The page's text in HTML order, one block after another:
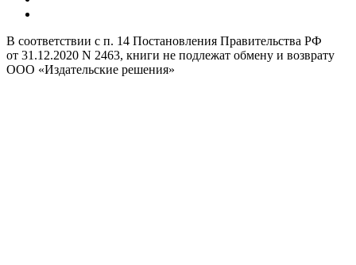
В соответствии с п. 14 Постановления Правительства РФ
от 31.12.2020 N 2463, книги не подлежат обмену и возврату
ООО «Издательские решения»